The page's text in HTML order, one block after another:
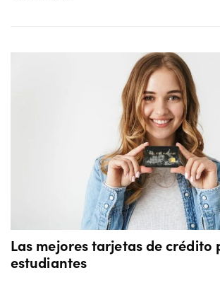
Las mejores tarjetas de crédito
estudiantes